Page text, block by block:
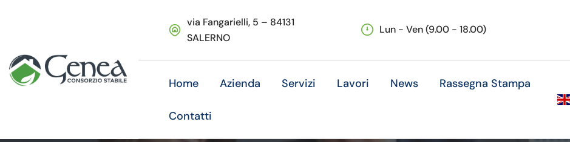
via Fangarielli, 5 – 84131
SALERNO
Lun - Ven (9.00 - 18.00)
Home Azienda Servizi Lavori News Rassegna Stampa
Contatti